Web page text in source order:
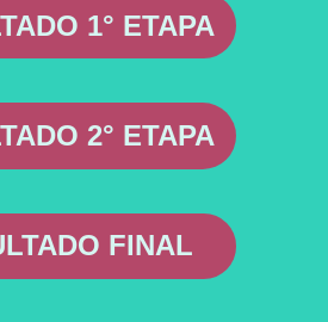
1° ETAPA
2° ETAPA
FINAL